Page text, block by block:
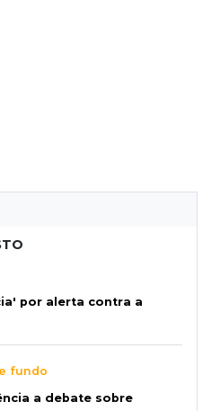
por alerta contra a
fundo
a debate sobre